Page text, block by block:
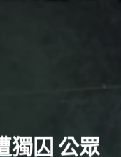
獨囚 公眾